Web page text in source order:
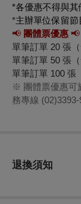
*各優惠不得與其
*主辦單位保留節
📢 團體票優惠 📢
單筆訂單 20 張
單筆訂單 50 張
單筆訂單 100 張
※ 團體票優惠可
務專線
退換須知